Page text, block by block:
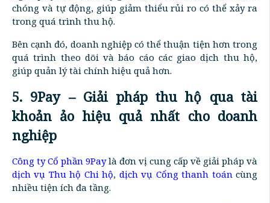
chóng và tự động, giúp giảm thiểu rủi ro có thể xảy ra
trong quá trình thu hộ.
Bên cạnh đó, doanh nghiệp có thể thuận tiện hơn trong
quá trình theo dõi và báo cáo các giao dịch thu hộ,
giúp quản lý tài chính hiệu quả hơn.
5. 9Pay – Giải pháp thu hộ qua tài
khoản ảo hiệu quả nhất cho doanh
nghiệp
Công ty Cổ phần 9Paylà đơn vị cung cấp về giải pháp và
dịch vụ Thu hộ Chi hộ, dịch vụ Cổng thanh toán cùng
nhiều tiện ích đa tầng.